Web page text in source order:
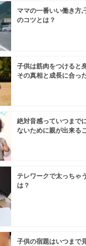
ママの一番いい働き方,
のコツとは？
子供は筋肉をつけると
その真相と成長に合っ
絶対音感っていつまで
ないために親が出来る
テレワークで太っちゃ
は？
子供の宿題はいつまで